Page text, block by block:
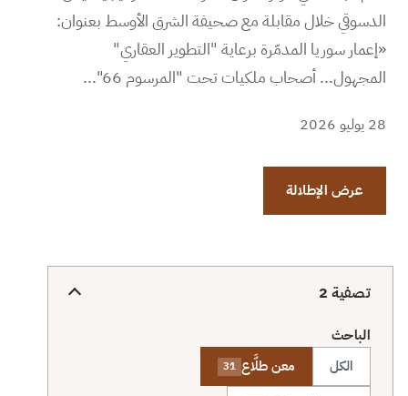
الدسوقي خلال مقابلة مع صحيفة الشرق الأوسط بعنوان:
«إعمار سوريا المدمّرة برعاية "التطوير العقاري"
المجهول... أصحاب ملكيات تحت "المرسوم 66"...
28 يوليو 2026
عرض الإطلالة
تصفية 2
الباحث
الكل
معن طلَّاع 31